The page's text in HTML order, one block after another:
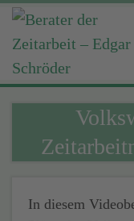
In diesem